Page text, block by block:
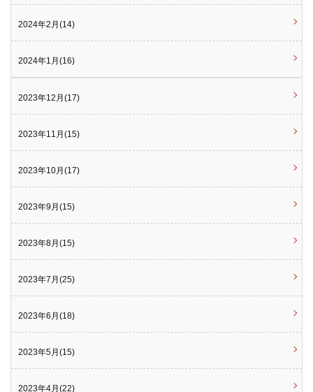
2024年2月(14)
2024年1月(16)
2023年12月(17)
2023年11月(15)
2023年10月(17)
2023年9月(15)
2023年8月(15)
2023年7月(25)
2023年6月(18)
2023年5月(15)
2023年4月(22)